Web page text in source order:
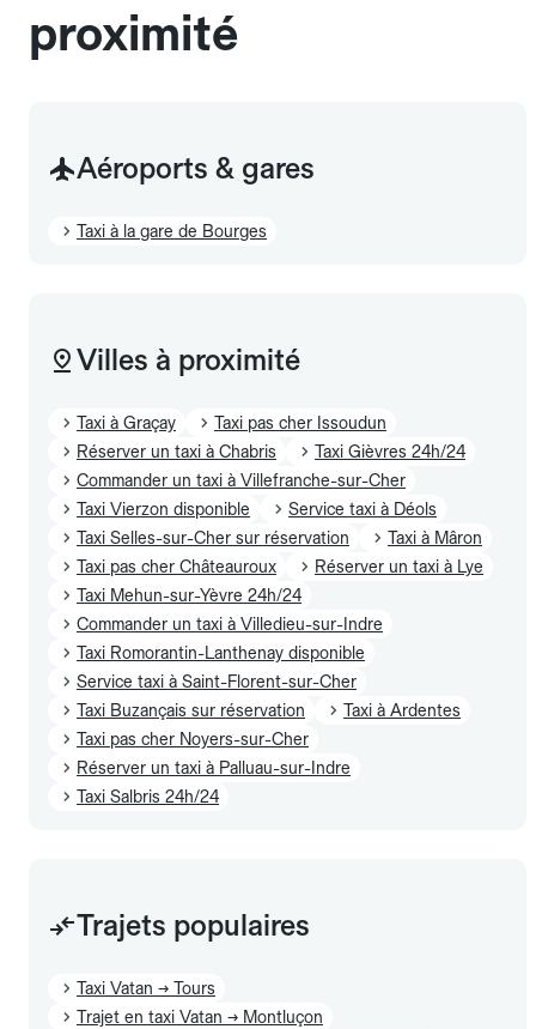
proximité
Aéroports & gares
Taxi à la gare de Bourges
Villes à proximité
Taxi à Graçay
Taxi pas cher Issoudun
Réserver un taxi à Chabris
Taxi Gièvres 24h/24
Commander un taxi à Villefranche-sur-Cher
Taxi Vierzon disponible
Service taxi à Déols
Taxi Selles-sur-Cher sur réservation
Taxi à Mâron
Taxi pas cher Châteauroux
Réserver un taxi à Lye
Taxi Mehun-sur-Yèvre 24h/24
Commander un taxi à Villedieu-sur-Indre
Taxi Romorantin-Lanthenay disponible
Service taxi à Saint-Florent-sur-Cher
Taxi Buzançais sur réservation
Taxi à Ardentes
Taxi pas cher Noyers-sur-Cher
Réserver un taxi à Palluau-sur-Indre
Taxi Salbris 24h/24
Trajets populaires
Taxi Vatan → Tours
Trajet en taxi Vatan → Montluçon